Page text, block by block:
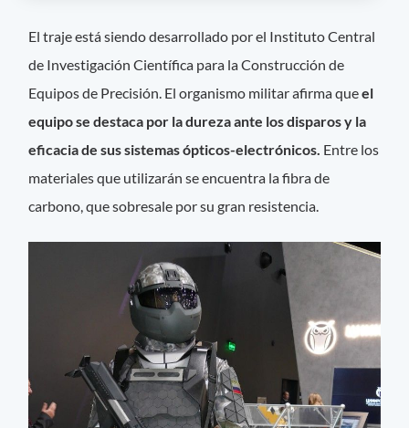
El traje está siendo desarrollado por el Instituto Central
de Investigación Científica para la Construcción de
Equipos de Precisión. El organismo militar afirma queel
equipo se destaca por la dureza ante los disparos y la
eficacia de sus sistemas ópticos-electrónicos. Entre los
materiales que utilizarán se encuentra la fibra de
carbono, que sobresale por su gran resistencia.